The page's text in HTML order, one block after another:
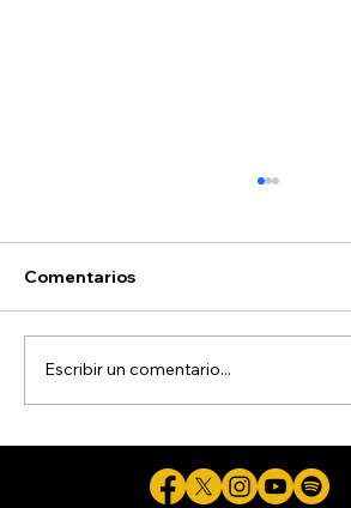
Selectividad
Comentarios
Escribir un comentario...